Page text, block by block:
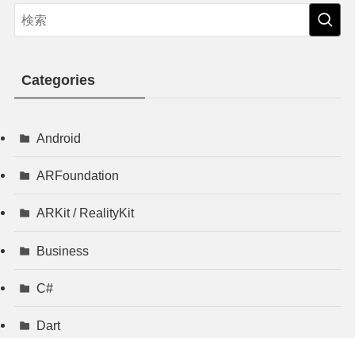
Categories
Android
ARFoundation
ARKit / RealityKit
Business
C#
Dart